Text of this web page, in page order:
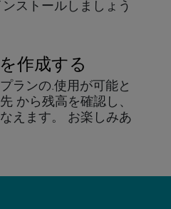
ストールしま しょう
作成する
ランの.使用が可能と
から残高を確認し、
えます。
お楽しみあ